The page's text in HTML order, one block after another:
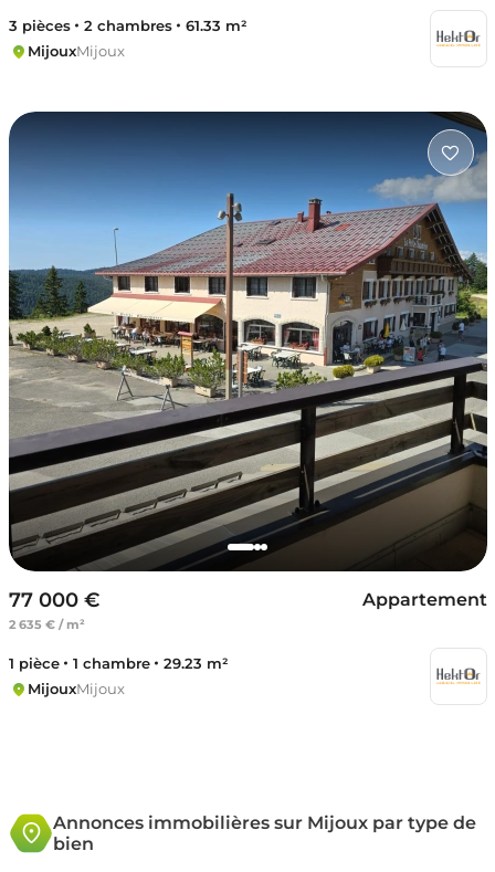
3 pièces 2 chambres
61.33 m²
MijouxMijoux
77 000 €
2 635 € / m²
Appartement
1 pièce 1 chambre
29.23 m²
MijouxMijoux
Annonces immobilières sur Mijoux par type de
bien